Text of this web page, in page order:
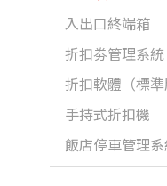
入出口終端箱
折扣劵管理系統
折扣軟體（標準
手持式折扣機
飯店停車管理